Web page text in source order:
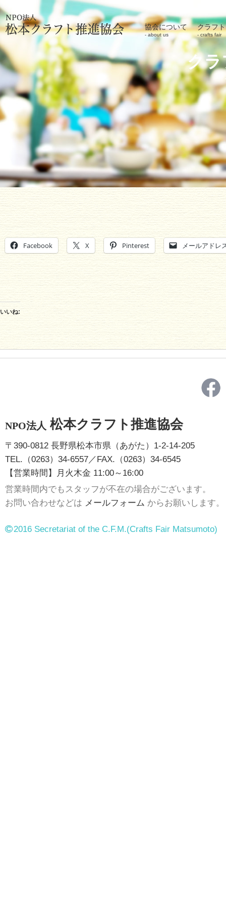
協会について
about us
クラフ
crafts fair
クラ
Facebook X Pinterest メールアドレ
いいね:
NPO法人 松本クラフト推進協会
〒390-0812 長野県松本市県（あがた）1-2-14-205
TEL.（0263）34-6557／FAX.（0263）34-6545
【営業時間】月火木金 11:00～16:00
営業時間内でもスタッフが不在の場合がございます。
お問い合わせなどは メールフォーム からお願いします。
2016 Secretariat of the C.F.M.(Crafts Fair Matsumoto)